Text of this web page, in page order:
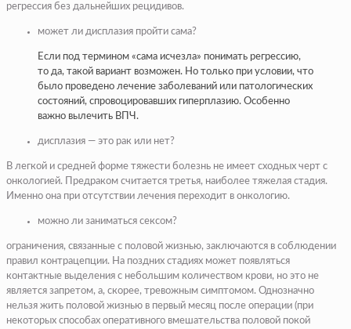
регрессия без дальнейших рецидивов.
может ли дисплазия пройти сама?
Если под термином «сама исчезла» понимать регрессию,
то да, такой вариант возможен. Но только при условии, что
было проведено лечение заболеваний или патологических
состояний, спровоцировавших гиперплазию. Особенно
важно вылечить ВПЧ.
дисплазия — это рак или нет?
В легкой и средней форме тяжести болезнь не имеет сходных черт с
онкологией. Предраком считается третья, наиболее тяжелая стадия.
Именно она при отсутствии лечения переходит в онкологию.
можно ли заниматься сексом?
ограничения, связанные с половой жизнью, заключаются в соблюдении
правил контрацепции. На поздних стадиях может появляться
контактные выделения с небольшим количеством крови, но это не
является запретом, а, скорее, тревожным симптомом. Однозначно
нельзя жить половой жизнью в первый месяц после операции (при
некоторых способах оперативного вмешательства половой покой